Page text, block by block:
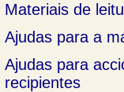
Materiais de
Ajudas para a
Ajudas para
recipientes